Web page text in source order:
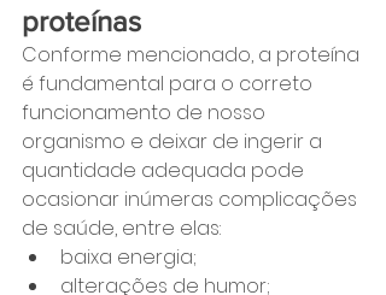
proteínas
Conforme mencionado, a proteína
é fundamental para o correto
funcionamento de nosso
organismo e deixar de ingerir a
quantidade adequada pode
ocasionar inúmeras complicações
de saúde, entre elas:
baixa energia;
alterações de humor;